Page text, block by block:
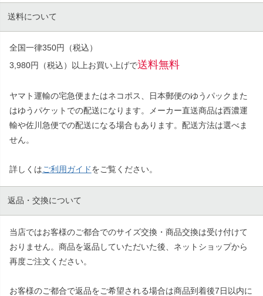
送料について
全国一律350円（税込）
3,980円（税込）以上お買い上げで送料無料
ヤマト運輸の宅急便またはネコポス、日本郵便のゆうパックまた
はゆうパケットでの配送になります。メーカー直送商品は西濃運
輸や佐川急便での配送になる場合もあります。配送方法は選べま
せん。
詳しくはご利用ガイドをご覧ください。
返品・交換について
当店ではお客様のご都合でのサイズ交換・商品交換は受け付けて
おりません。商品を返品していただいた後、ネットショップから
再度ご注文ください。
お客様のご都合で返品をご希望される場合は商品到着後7日以内に